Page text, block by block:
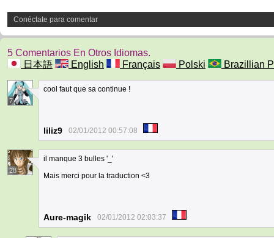
Conéctate para comentar
5 Comentarios En Otros Idiomas.
日本語
English Français Polski Brazillian
7
cool faut que sa continue !
liliz9 02/01/2012 00:57:08
28
il manque 3 bulles '_'
Mais merci pour la traduction <3
Aure-magik 02/01/2012 02:03:37